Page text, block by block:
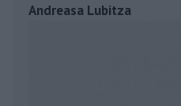
Andreasa Lubitza